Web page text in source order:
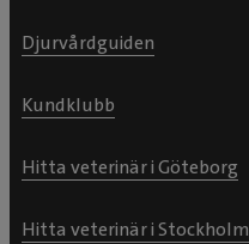
Djurvårdguiden
Kundklubb
Hitta veterinär i Göteborg
Hitta veterinär i Stockholm